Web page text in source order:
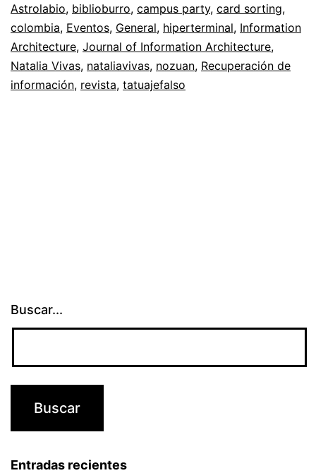
espacios
digitales
Astrolabio, biblioburro, campus party, card sorting,
colombia, Eventos, General, hiperterminal, Information
Architecture, Journal of Information Architecture,
Natalia Vivas, nataliavivas, nozuan, Recuperación de
información, revista, tatuajefalso
Buscar...
Entradas recientes